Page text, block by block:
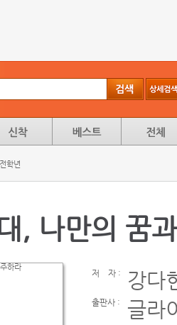
전학년
, 나만의 꿈
저 자 : 강다
출판사 : 글라